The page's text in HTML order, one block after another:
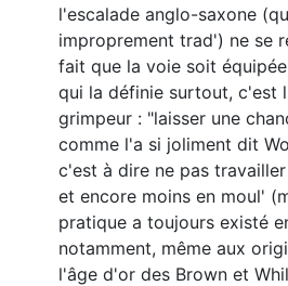
l'escalade anglo-saxone
improprement trad') ne se
fait que la voie soit
qui la définie surtout, c'est
grimpeur : "laisser une
comme l'a si joliment dit
c'est à dire ne pas
et encore moins en moul'
pratique a toujours existé
notamment, même aux
l'âge d'or des Brown et